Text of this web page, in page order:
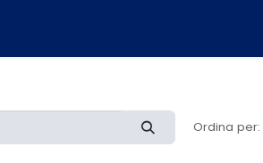
Ordina per: